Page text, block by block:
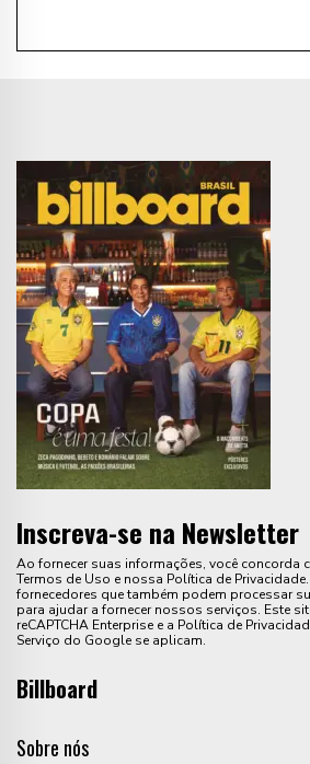
Inscreva-se na Newsletter
Ao fornecer suas informações, você concorda
Termos de Uso e nossa Política de
fornecedores que também podem processar
para ajudar a fornecer nossos serviços. Este
reCAPTCHA Enterprise e a Política de
Serviço do Google se aplicam.
Billboard
Sobre nós